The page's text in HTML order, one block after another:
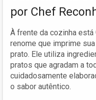
por Chef
À frente da cozinha está
renome que imprime
prato. Ele utiliza
pratos que agradam a
cuidadosamente
o sabor autêntico.